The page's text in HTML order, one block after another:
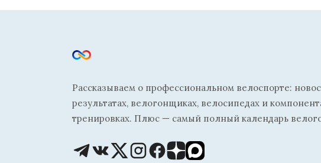
Рассказываем о профессиональном велоспорте:
результатах, велогонщиках, велосипедах и
тренировках. Плюс — самый полный календарь